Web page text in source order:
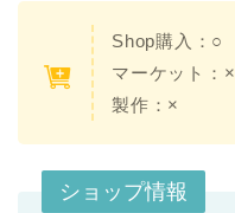
Shop購入：○
マーケット：×
製作：×
ショップ情報